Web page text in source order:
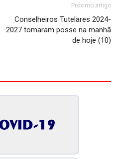
Próximo artigo
Conselheiros Tutelares 2024-
2027 tomaram posse na manhã
de hoje (10)